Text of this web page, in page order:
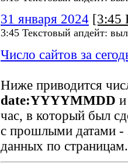
31 января 2024 [3:45
3:45 Текстовый апдейт:
Число сайтов за
Ниже приводится
date:YYYYMMDD
час, в который был
с прошлыми датами -
данных по страницам.